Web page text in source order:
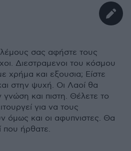
σας αφήστε τους
Διεστραμενοι του κόσμου
χρήμα και εξουσια; Είστε
στην ψυχή. Οι Λαοί θα
και πιστη. Θέλετε το
για να τους
όμως και οι αφυπνιστες. Θα
που ήρθατε.